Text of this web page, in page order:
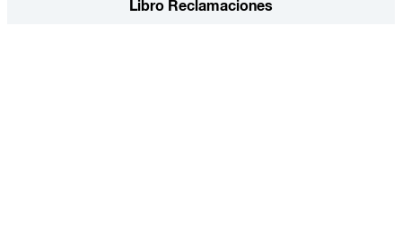
Libro Reclamaciones